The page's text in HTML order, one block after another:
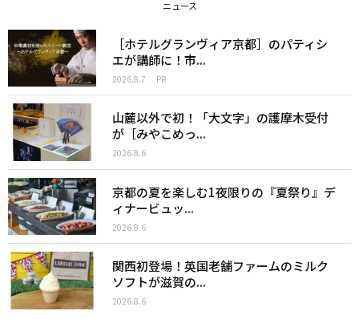
ニュース
［ホテルグランヴィア京都］のパティシ
エが講師に！市...
2026.8.7 PR
山麓以外で初！「大文字」の護摩木受付
が［みやこめっ...
2026.8.6
京都の夏を楽しむ1夜限りの『夏祭り』デ
ィナービュッ...
2026.8.6
関西初登場！英国老舗ファームのミルク
ソフトが滋賀の...
2026.8.6